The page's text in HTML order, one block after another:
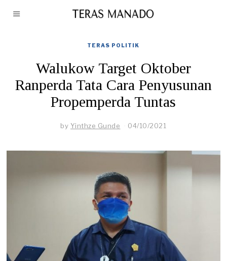
TERAS POLITIK
Walukow Target Oktober
Ranperda Tata Cara Penyusunan
Propemperda Tuntas
by Yinthze Gunde 04/10/2021